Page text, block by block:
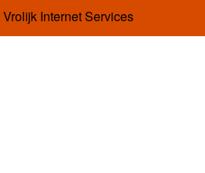
Vrolijk Internet Services